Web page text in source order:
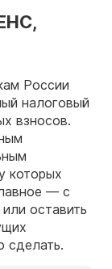
России
налоговый
взносов.
которых
— с
оставить
сделать.